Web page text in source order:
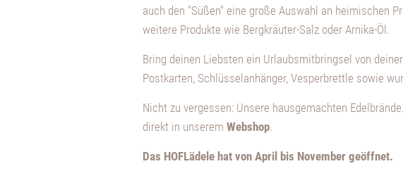
auch den "Süßen" eine große Auswahl an heimischen
weitere Produkte wie Bergkräuter-Salz oder Arnika-Öl.
Bring deinen Liebsten ein Urlaubsmitbringsel von
Postkarten, Schlüsselanhänger, Vesperbrettle sowie
Nicht zu vergessen: Unsere hausgemachten
direkt in unserem Webshop.
Das HOFLädele hat von April bis November geöffnet.